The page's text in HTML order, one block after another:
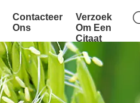
Contacteer
Ons
Verzoek
Om Een
Citaat